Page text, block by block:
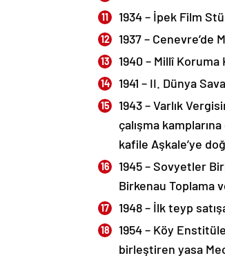
1934 – İpek Film
1937 – Cenevre’de
1940 – Millî Koruma
1941 – II. Dünya
1943 – Varlık
çalışma
kafile Aşkale’ye
1945 – Sovyetler
Birkenau Toplama
1948 – İlk teyp
1954 – Köy
birleştiren yasa